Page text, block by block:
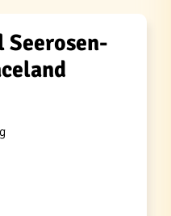
Seerosen-